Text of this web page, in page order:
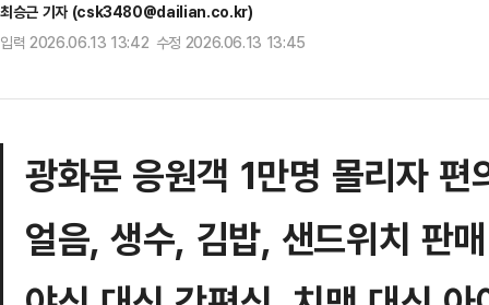
최승근 기자 (csk3480@dailian.co.kr)
입력 2026.06.13 13:42 수정 2026.06.13 13:45
광화문 응원객 1만명 몰리자 편
얼음, 생수, 김밥, 샌드위치 판